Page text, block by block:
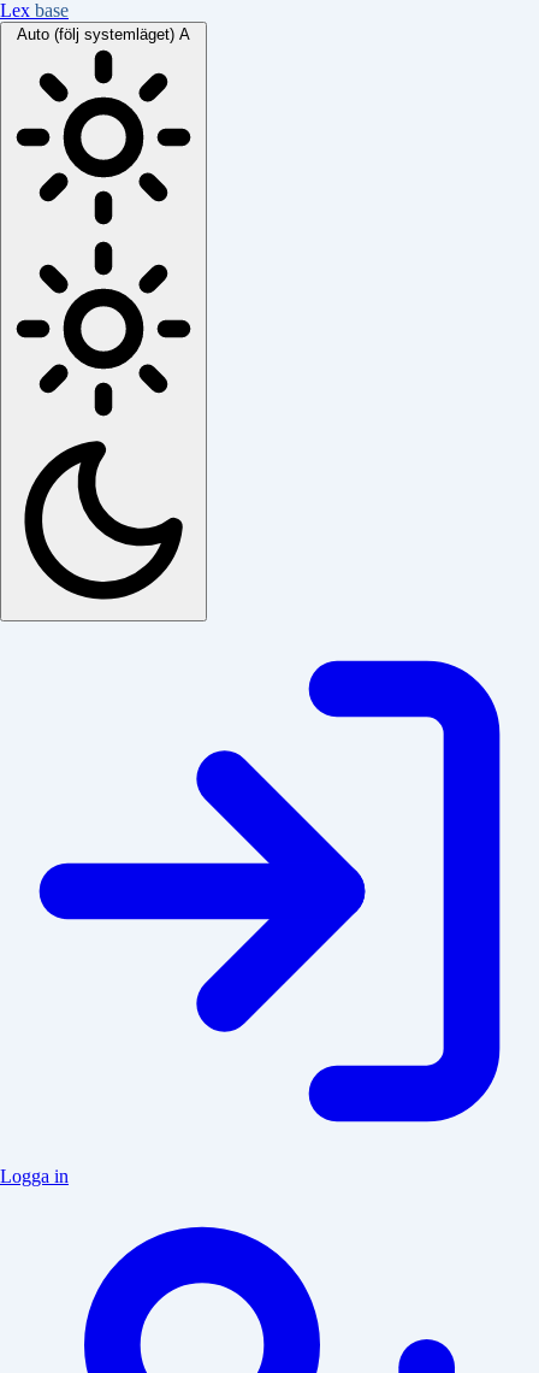
Lex base
Auto (följ systemläget) A
Logga in